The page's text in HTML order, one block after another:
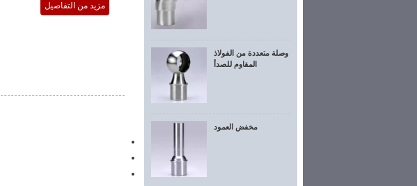
مزيد من التفاصيل
وصلة متعددة من الفولاذ
المقاوم للصدأ
مخفض العمود